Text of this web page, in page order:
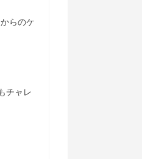
らのケ
チャレ